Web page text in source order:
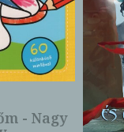
- Nagy